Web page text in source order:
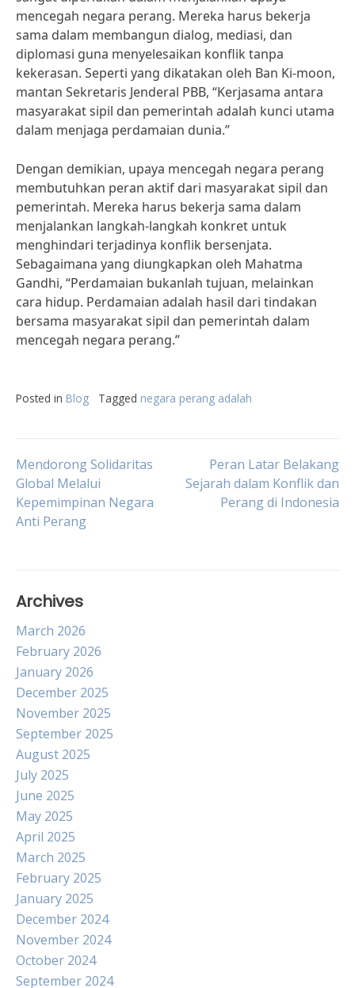
mencegah negara perang. Mereka harus bekerja
sama dalam membangun dialog, mediasi, dan
diplomasi guna menyelesaikan konflik tanpa
kekerasan. Seperti yang dikatakan oleh Ban Ki-moon,
mantan Sekretaris Jenderal PBB, “Kerjasama antara
masyarakat sipil dan pemerintah adalah kunci utama
dalam menjaga perdamaian dunia.”
Dengan demikian, upaya mencegah negara perang
membutuhkan peran aktif dari masyarakat sipil dan
pemerintah. Mereka harus bekerja sama dalam
menjalankan langkah-langkah konkret untuk
menghindari terjadinya konflik bersenjata.
Sebagaimana yang diungkapkan oleh Mahatma
Gandhi, “Perdamaian bukanlah tujuan, melainkan
cara hidup. Perdamaian adalah hasil dari tindakan
bersama masyarakat sipil dan pemerintah dalam
mencegah negara perang.”
Posted in Blog Tagged negara perang adalah
Post
navigation
Mendorong Solidaritas
Global Melalui
Kepemimpinan Negara
Anti Perang
Peran Latar Belakang
Sejarah dalam Konflik dan
Perang di Indonesia
Archives
March 2026
February 2026
January 2026
December 2025
November 2025
September 2025
August 2025
July 2025
June 2025
May 2025
April 2025
March 2025
February 2025
January 2025
December 2024
November 2024
October 2024
September 2024